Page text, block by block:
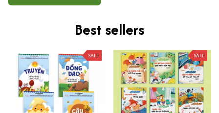
Best sellers
SALE SALE